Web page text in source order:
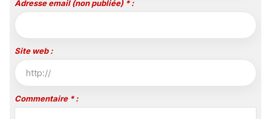
Adresse email (non publiée) * :
Site web :
Commentaire * :